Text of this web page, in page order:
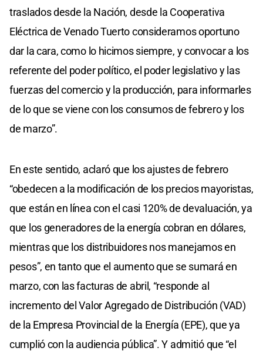
traslados desde la Nación, desde la Cooperativa
Eléctrica de Venado Tuerto consideramos oportuno
dar la cara, como lo hicimos siempre, y convocar a los
referente del poder político, el poder legislativo y las
fuerzas del comercio y la producción, para informarles
de lo que se viene con los consumos de febrero y los
de marzo”.
En este sentido, aclaró que los ajustes de febrero
“obedecen a la modificación de los precios mayoristas,
que están en línea con el casi 120% de devaluación, ya
que los generadores de la energía cobran en dólares,
mientras que los distribuidores nos manejamos en
pesos”, en tanto que el aumento que se sumará en
marzo, con las facturas de abril, “responde al
incremento del Valor Agregado de Distribución (VAD)
de la Empresa Provincial de la Energía (EPE), que ya
cumplió con la audiencia pública”. Y admitió que “el